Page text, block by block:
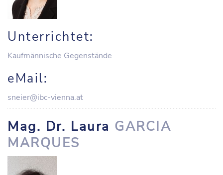
Unterrichtet:
Kaufmännische Gegenstände
eMail:
sneier@ibc-vienna.at
Mag. Dr. Laura GARCIA
MARQUES